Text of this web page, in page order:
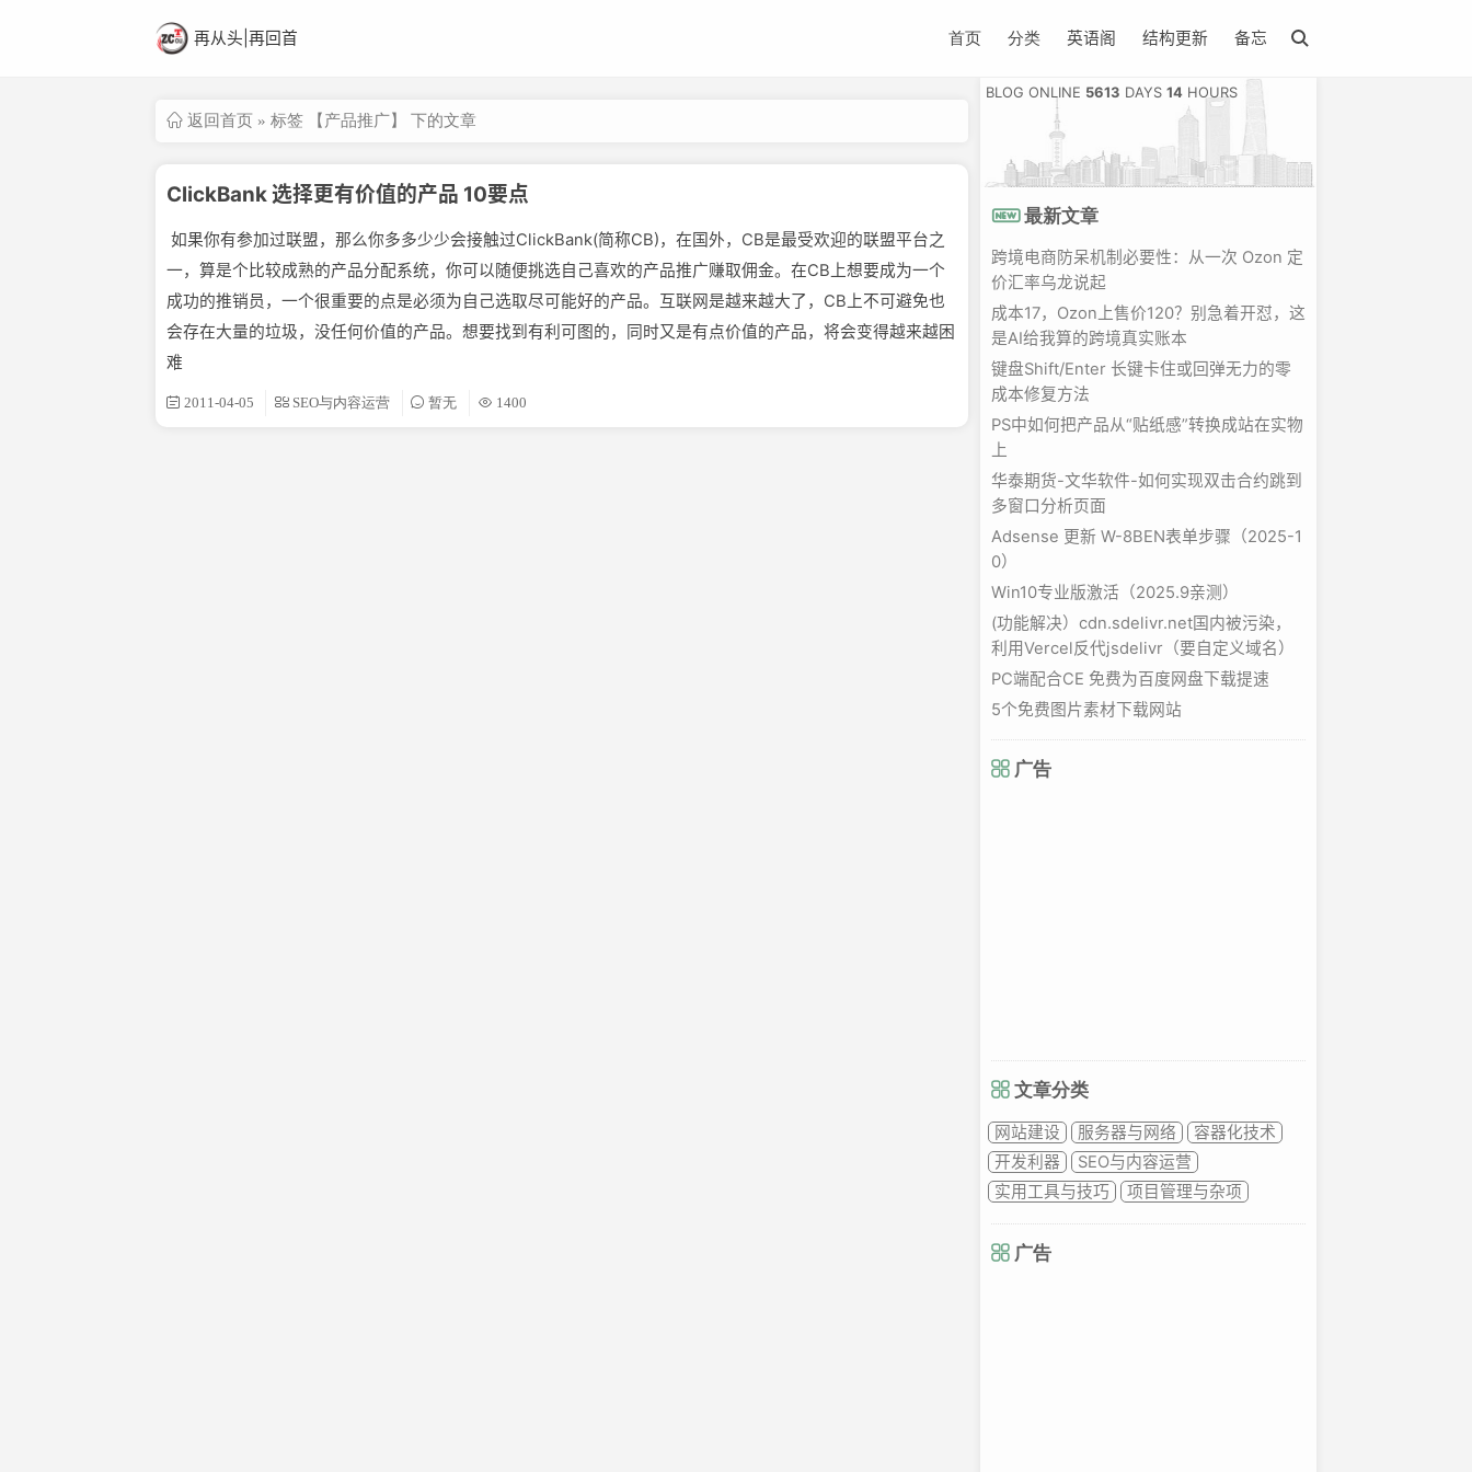
再从头|再回首 首页 分类 英语阁 结构更新 备忘
返回首页 » 标签 【产品推广】 下的文章
ClickBank 选择更有价值的产品 10要点
如果你有参加过联盟，那么你多多少少会接触过ClickBank(简称CB)，在国外，CB是最受欢迎的联盟平台之
一，算是个比较成熟的产品分配系统，你可以随便挑选自己喜欢的产品推广赚取佣金。在CB上想要成为一个
成功的推销员，一个很重要的点是必须为自己选取尽可能好的产品。互联网是越来越大了，CB上不可避免也
会存在大量的垃圾，没任何价值的产品。想要找到有利可图的，同时又是有点价值的产品，将会变得越来越困
难
2011-04-05 SEO与内容运营 暂无 1400
BLOG ONLINE 5613 DAYS 14HOURS
最新文章
跨境电商防呆机制必要性：从一次 Ozon 定
价汇率乌龙说起
成本17，Ozon上售价120？别急着开怼，这
是AI给我算的跨境真实账本
键盘Shift/Enter 长键卡住或回弹无力的零
成本修复方法
PS中如何把产品从“贴纸感”转换成站在实物
上
华泰期货-文华软件-如何实现双击合约跳到
多窗口分析页面
Adsense 更新 W-8BEN表单步骤（2025-1
0）
Win10专业版激活（2025.9亲测）
(功能解决）cdn.sdelivr.net国内被污染，
利用Vercel反代jsdelivr（要自定义域名）
PC端配合CE 免费为百度网盘下载提速
5个免费图片素材下载网站
广告
文章分类
网站建设 服务器与网络
容器化技术
开发利器
SEO与内容运营
实用工具与技巧
项目管理与杂项
广告